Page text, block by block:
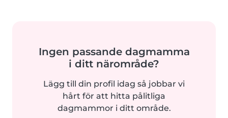
Ingen passande dagmamma
i ditt närområde?
Lägg till din profil idag så jobbar vi
hårt för att hitta pålitliga
dagmammor i ditt område.